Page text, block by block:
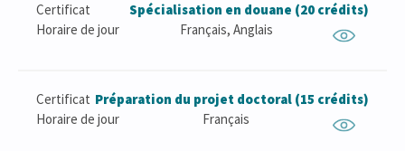
Certificat
Spécialisation en douane (20 crédits)
Horaire de jour
Français, Anglais
Certificat Préparation du projet doctoral (15 crédits)
Horaire de jour
Français